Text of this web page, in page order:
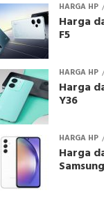
HARGA HP
Harga
F5
HARGA HP
Harga
Y36
HARGA HP
Harga